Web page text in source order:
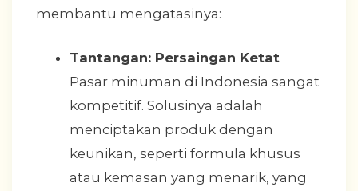
membantu mengatasinya:
Tantangan: Persaingan Ketat
Pasar minuman di Indonesia sangat
kompetitif. Solusinya adalah
menciptakan produk dengan
keunikan, seperti formula khusus
atau kemasan yang menarik, yang